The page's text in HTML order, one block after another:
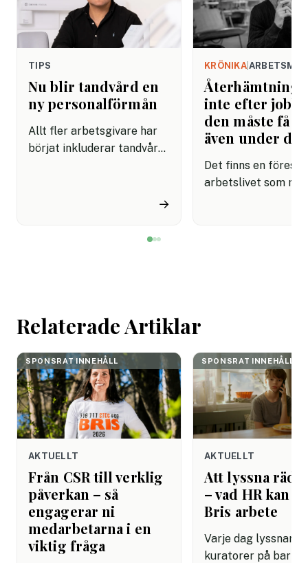
TIPS
Nu blir tandvård en
ny personalförmån
Allt fler arbetsgivare har
börjat inkluderar tandvård i
miljon svenskar uppger att
→
KRÖNIKA|
Återhämtning
inte efter
den måste få
även under
Det finns en
arbetslivet som
Relaterade Artiklar
SPONSRAT INNEHÅLL
AKTUELLT
Från CSR till verklig
påverkan – så
engagerar ni
medarbetarna i en
viktig fråga
SPONSRAT INNEHÅLL
AKTUELLT
Att lyssna
– vad HR kan
Bris arbete
Varje dag lyssnar
kuratorer på barn